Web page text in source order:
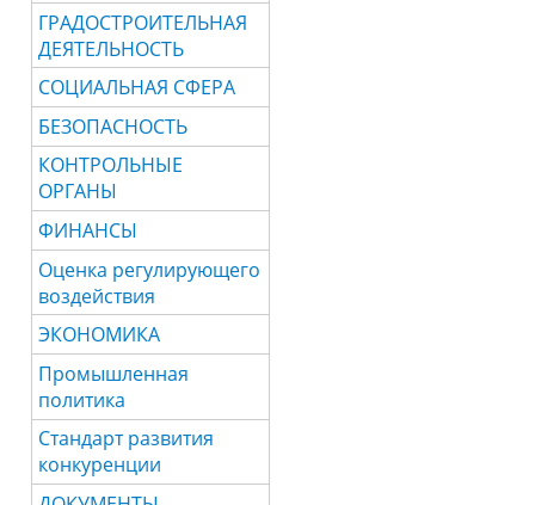
ГРАДОСТРОИТЕЛЬНАЯ
ДЕЯТЕЛЬНОСТЬ
СОЦИАЛЬНАЯ СФЕРА
БЕЗОПАСНОСТЬ
КОНТРОЛЬНЫЕ
ОРГАНЫ
ФИНАНСЫ
Оценка регулирующего
воздействия
ЭКОНОМИКА
Промышленная
политика
Стандарт развития
конкуренции